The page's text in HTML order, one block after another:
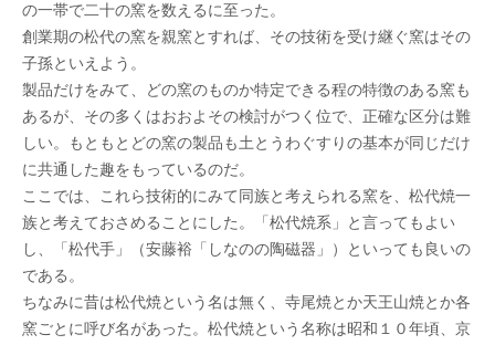
の一帯で二十の窯を数えるに至った。
創業期の松代の窯を親窯とすれば、その技術を受け継ぐ窯はその
子孫といえよう。
製品だけをみて、どの窯のものか特定できる程の特徴のある窯も
あるが、その多くはおおよその検討がつく位で、正確な区分は難
しい。もともとどの窯の製品も土とうわぐすりの基本が同じだけ
に共通した趣をもっているのだ。
ここでは、これら技術的にみて同族と考えられる窯を、松代焼一
族と考えておさめることにした。「松代焼系」と言ってもよい
し、「松代手」（安藤裕「しなのの陶磁器」）といっても良いの
である。
ちなみに昔は松代焼という名は無く、寺尾焼とか天王山焼とか各
窯ごとに呼び名があった。松代焼という名称は昭和１０年頃、京